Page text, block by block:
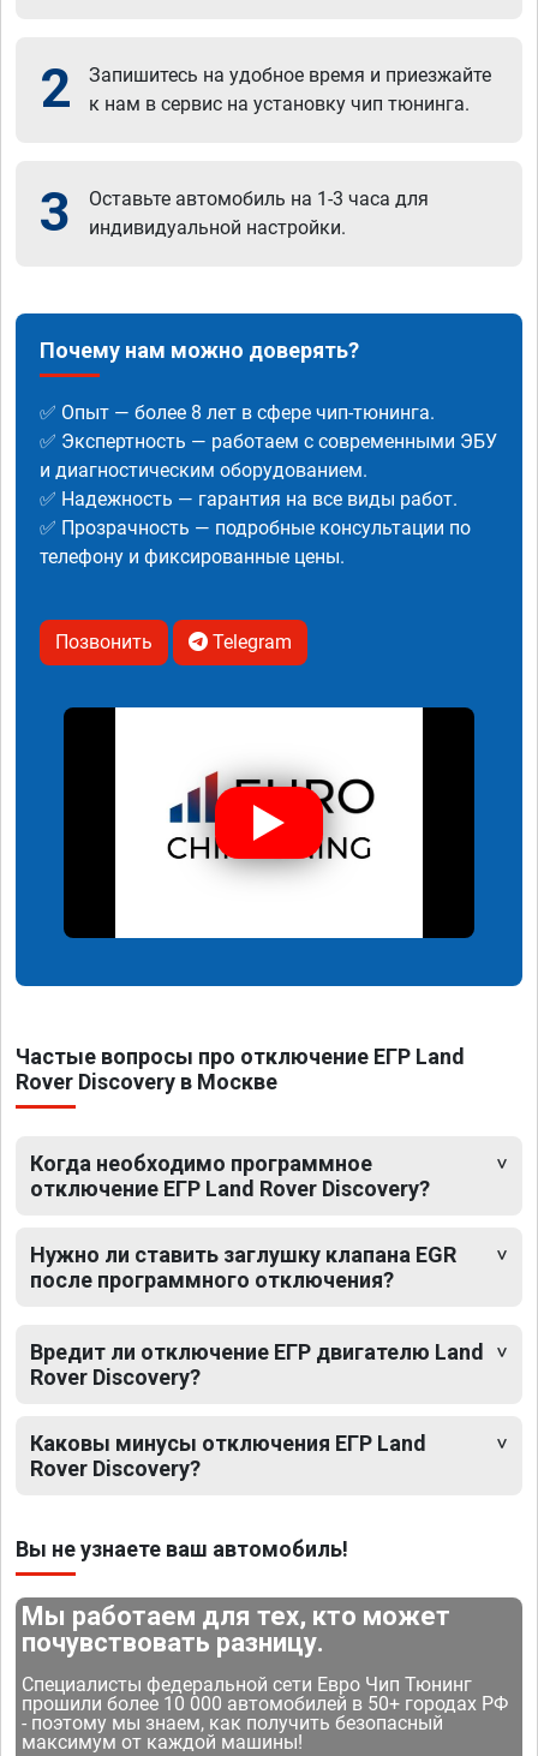
2
Запишитесь на удобное время и приезжайте
к нам в сервис на установку чип тюнинга.
3
Оставьте автомобиль на 1-3 часа для
индивидуальной настройки.
Почему нам можно доверять?
✅ Опыт — более 8 лет в сфере чип-тюнинга.
✅ Экспертность — работаем с современными ЭБУ
и диагностическим оборудованием.
✅ Надежность — гарантия на все виды работ.
✅ Прозрачность — подробные консультации по
телефону и фиксированные цены.
Позвонить Telegram
Частые вопросы про отключение ЕГР Land
Rover Discovery в Москве
Когда необходимо программное
отключение ЕГР Land Rover Discovery?
Нужно ли ставить заглушку клапана EGR
после программного отключения?
Вредит ли отключение ЕГР двигателю Land
Rover Discovery?
Каковы минусы отключения ЕГР Land
Rover Discovery?
Вы не узнаете ваш автомобиль!
Мы работаем для тех, кто может
почувствовать разницу.
Специалисты федеральной сети Евро Чип Тюнинг
прошили более 10 000 автомобилей в 50+ городах РФ
- поэтому мы знаем, как получить безопасный
максимум от каждой машины!